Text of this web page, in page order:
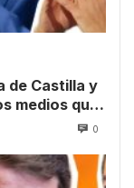
de Castilla y
medios que
0